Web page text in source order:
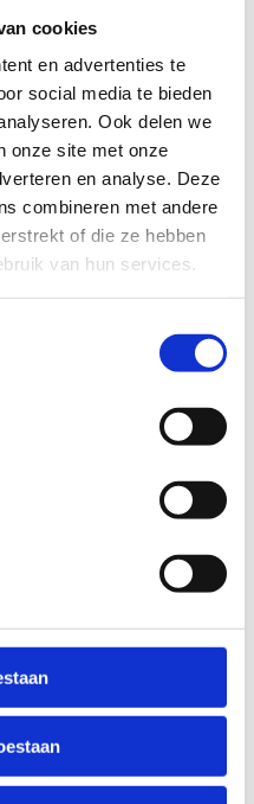
cookies
en advertenties te
social media te bieden
Ook delen we
onze site met onze
en analyse. Deze
combineren met andere
of die ze hebben
van hun services.
neem een
een route? Ga dan naar
via
.​
je melden via het